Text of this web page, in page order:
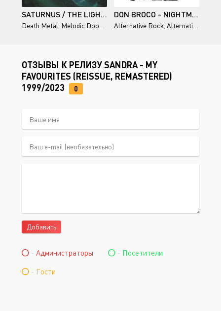
SATURNUS / THE LIGHTHOUSE SESSION II
Death Metal Melodic Doom Metal
DON BROCO - NIGHTMARE TRIPPING
Alternative Rock Alternative Metal
ОТЗЫВЫ К РЕЛИЗУ SANDRA - MY
FAVOURITES (REISSUE, REMASTERED)
1999/2023
0
Добавить
- Администраторы - Посетители
- Гости